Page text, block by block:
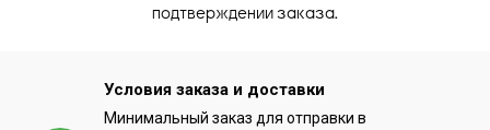
подтверждении заказа.
Условия заказа и доставки
Минимальный заказ для отправки в